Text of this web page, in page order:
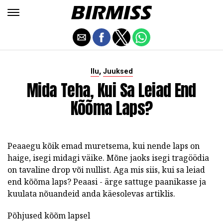
Ilu, Juuksed
Mida Teha, Kui Sa Leiad End
Kõõma Laps?
Peaaegu kõik emad muretsema, kui nende laps on
haige, isegi midagi väike. Mõne jaoks isegi tragöödia
on tavaline drop või nullist. Aga mis siis, kui sa leiad
end kõõma laps? Peaasi - ärge sattuge paanikasse ja
kuulata nõuandeid anda käesolevas artiklis.
Põhjused kõõm lapsel